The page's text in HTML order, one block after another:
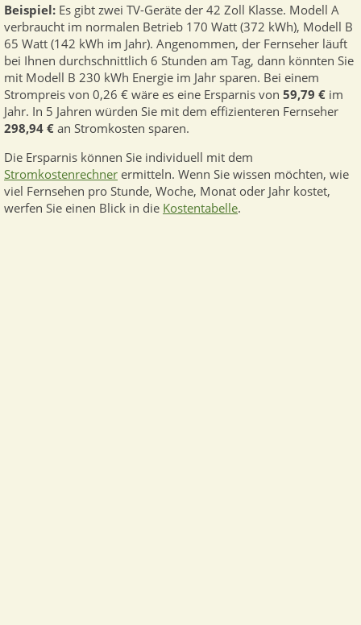
Beispiel: Es gibt zwei TV-Geräte der 42 Zoll Klasse. Modell A
verbraucht im normalen Betrieb 170 Watt (372 kWh), Modell B
65 Watt (142 kWh im Jahr). Angenommen, der Fernseher läuft
bei Ihnen durchschnittlich 6 Stunden am Tag, dann könnten Sie
mit Modell B 230 kWh Energie im Jahr sparen. Bei einem
Strompreis von 0,26 € wäre es eine Ersparnis von 59,79 € im
Jahr. In 5 Jahren würden Sie mit dem effizienteren Fernseher
298,94 €an Stromkosten sparen.
Die Ersparnis können Sie individuell mit dem
Stromkostenrechner ermitteln. Wenn Sie wissen möchten, wie
viel Fernsehen pro Stunde, Woche, Monat oder Jahr kostet,
werfen Sie einen Blick in die Kostentabelle.